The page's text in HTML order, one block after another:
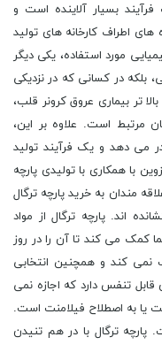
بسیار آلاینده است و
های اطراف کارخانه های تولید
مورد استفاده، یکی دیگر
بلکه در کسانی که در نزدیکی
تر بیماری عروق کرونر قلب،
مرتبط است. علاوه بر این،
می دهد و یک فرآیند تولید
با همکاری با تولیدی پارچه
مندان به خرید پارچه ترگال
اند. پارچه ترگال از مواد
می کند تا آن را در روز
کند و همچنین انتخابی
تنفس دارد که اجازه نمی
یا به اصطلاح فیلامنت است.
پارچه ترگال با در هم تنیدن